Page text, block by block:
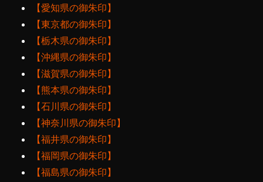
【愛知県の御朱印】
【東京都の御朱印】
【栃木県の御朱印】
【沖縄県の御朱印】
【滋賀県の御朱印】
【熊本県の御朱印】
【石川県の御朱印】
【神奈川県の御朱印】
【福井県の御朱印】
【福岡県の御朱印】
【福島県の御朱印】